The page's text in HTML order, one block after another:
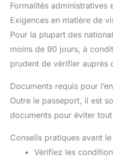
Formalités administratives
Exigences en matière de
Pour la plupart des
moins de 90 jours, à
prudent de vérifier auprès
Documents requis pour
Outre le passeport, il est
documents pour éviter
Conseils pratiques avant
Vérifiez les